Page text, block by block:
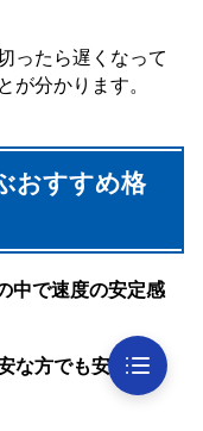
ったら遅くなって
分かります。
おすすめ格
中で速度の安定感
な方でも安心で